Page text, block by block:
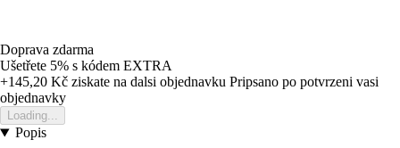
Doprava zdarma
Ušetřete 5% s kódem EXTRA
+145,20 Kč ziskate na dalsi objednavku Pripsano po potvrzeni vasi
objednavky
Loading...
Popis